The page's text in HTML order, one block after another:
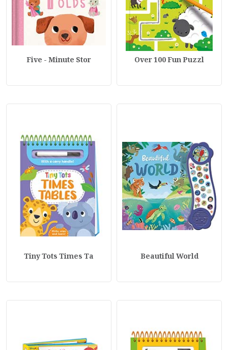
Over 100 Fun Puzzl
Five - Minute Stor
Beautiful World
Tiny Tots Times Ta